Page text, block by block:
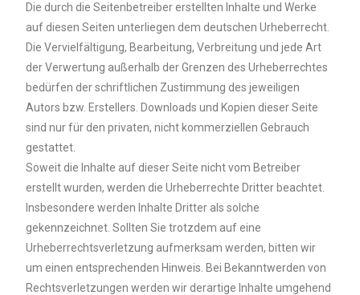
Die durch die Seitenbetreiber erstellten Inhalte und Werke
auf diesen Seiten unterliegen dem deutschen Urheberrecht.
Die Vervielfältigung, Bearbeitung, Verbreitung und jede Art
der Verwertung außerhalb der Grenzen des Urheberrechtes
bedürfen der schriftlichen Zustimmung des jeweiligen
Autors bzw. Erstellers. Downloads und Kopien dieser Seite
sind nur für den privaten, nicht kommerziellen Gebrauch
gestattet.
Soweit die Inhalte auf dieser Seite nicht vom Betreiber
erstellt wurden, werden die Urheberrechte Dritter beachtet.
Insbesondere werden Inhalte Dritter als solche
gekennzeichnet. Sollten Sie trotzdem auf eine
Urheberrechtsverletzung aufmerksam werden, bitten wir
um einen entsprechenden Hinweis. Bei Bekanntwerden von
Rechtsverletzungen werden wir derartige Inhalte umgehend